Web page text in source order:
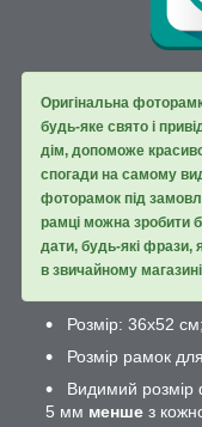
Оригінальна
будь-яке свято і
дім, допоможе красиво
спогади на самому
фоторамок під
рамці можна зробити
дати, будь-які фрази,
в звичайному
Розмір: 36х52 см;
Розмір рамок
Видимий розмір
5 мм менше з